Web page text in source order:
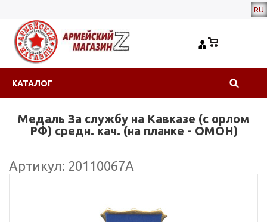
RU
КАТАЛОГ
Медаль За службу на Кавказе (с орлом
РФ) средн. кач. (на планке - ОМОН)
Артикул: 20110067А